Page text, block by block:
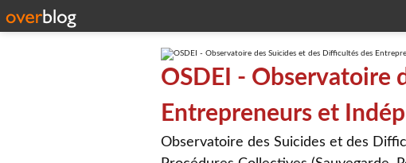
OSDEI - Observatoire
Entrepreneurs et
Observatoire des Suicides et des